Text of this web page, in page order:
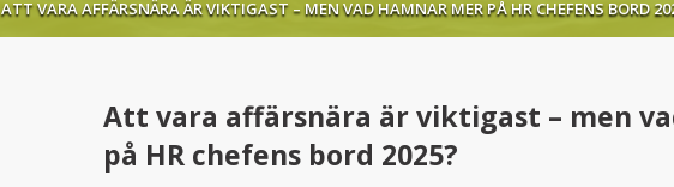
ATT VARA AFFÄRSNÄRA ÄR VIKTIGAST – MEN VAD HAMNAR MER PÅ HR CHEFENS BORD
Att vara affärsnära är viktigast – men
på HR chefens bord 2025?